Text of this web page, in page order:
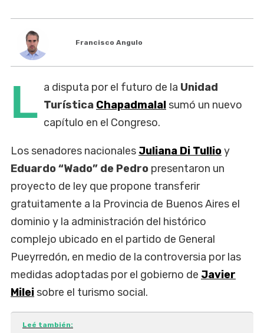
Francisco Angulo
L a disputa por el futuro de la Unidad
Turística Chapadmalal sumó un nuevo
capítulo en el Congreso.
Los senadores nacionales Juliana Di Tullioy
Eduardo “Wado” de Pedro presentaron un
proyecto de ley que propone transferir
gratuitamente a la Provincia de Buenos Aires el
dominio y la administración del histórico
complejo ubicado en el partido de General
Pueyrredón, en medio de la controversia por las
medidas adoptadas por el gobierno de Javier
Milei sobre el turismo social.
Leé también: